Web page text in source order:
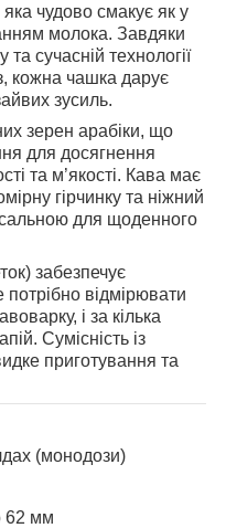
чудово смакує як у
молока. Завдяки
сучасній технології
кожна чашка дарує
зусиль.
зерен арабіки, що
для досягнення
та м’якості. Кава має
гірчинку та ніжний
для щоденного
забезпечує
відмірювати
і за кілька
Сумісність із
приготування та
(монодози)
62 мм